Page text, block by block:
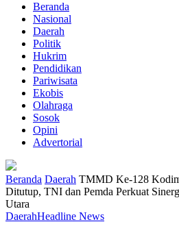
Beranda
Nasional
Daerah
Politik
Hukrim
Pendidikan
Pariwisata
Ekobis
Olahraga
Sosok
Opini
Advertorial
Beranda Daerah TMMD Ke-128
Ditutup, TNI dan Pemda Perkuat
Utara
DaerahHeadline News